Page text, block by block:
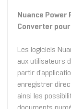
Nuance Power
Converter pour
Les logiciels
aux utilisateurs
partir
enregistrer
ainsi les